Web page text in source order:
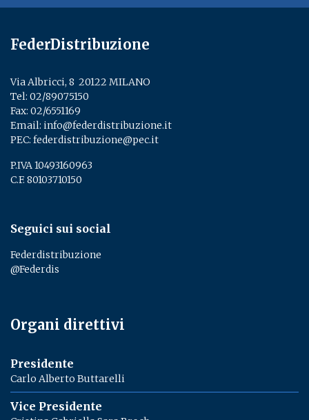
FederDistribuzione
Via Albricci, 8 ­ 20122 MILANO
Tel: 02/89075150
Fax: 02/6551169
Email: info@federdistribuzione.it
PEC: federdistribuzione@pec.it
P.IVA 10493160963
C.F. 80103710150
Seguici sui social
Federdistribuzione
@Federdis
Organi direttivi
Presidente
Carlo Alberto Buttarelli
Vice Presidente